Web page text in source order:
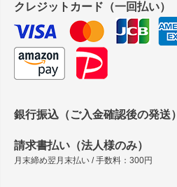
クレジットカード（一回払い）
銀行振込（ご入金確認後の発送）
請求書払い（法人様のみ）
月末締め翌月末払い / 手数料：300円